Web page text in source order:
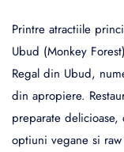
Printre atractiile
Ubud (Monkey
Regal din Ubud,
din apropiere.
preparate
optiuni vegane si